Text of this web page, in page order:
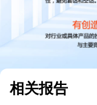
相关报告